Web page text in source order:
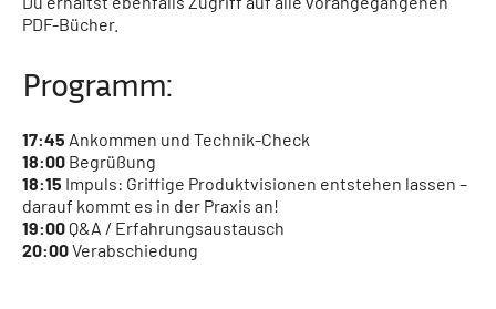
PDF-Bücher.
Programm:
17:45 Ankommen und Technik-Check
18:00 Begrüßung
18:15 Impuls: Griffige Produktvisionen entstehen lassen –
darauf kommt es in der Praxis an!
19:00 Q&A / Erfahrungsaustausch
20:00Verabschiedung